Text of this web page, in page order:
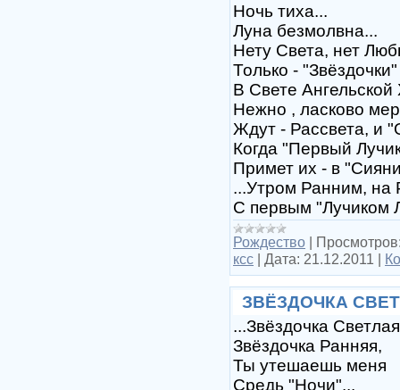
Ночь тиха...
Луна безмолвна...
Нету Света, нет
Только -
В Свете
Нежно , ласково
Ждут - Рассвета, и
Когда "Первый
Примет их - в
...Утром Ранним, на
С первым "Лучиком
Рождество |
ксс | Дата: 21.12.2011 |
ЗВЁЗДОЧКА
...Звёздочка
Звёздочка Ранняя,
Ты утешаешь меня
Средь "Ночи"...